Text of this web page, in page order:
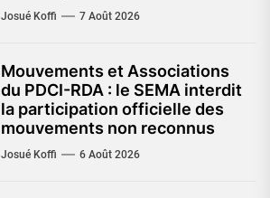
Josué Koffi 7 Août 2026
Mouvements et Associations
du PDCI-RDA : le SEMA interdit
la participation officielle des
mouvements non reconnus
Josué Koffi 6 Août 2026